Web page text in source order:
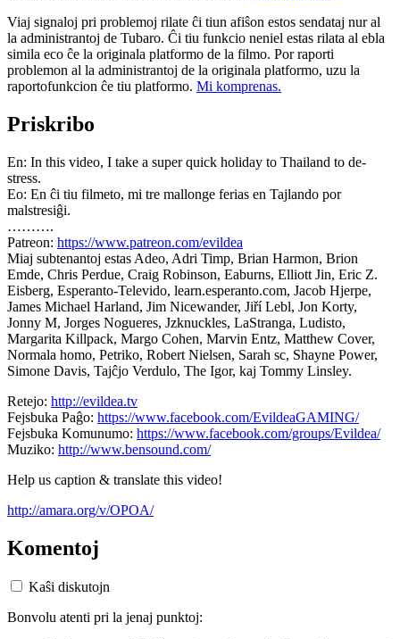
Viaj signaloj pri problemoj rilate ĉi tiun afiŝon estos sendataj nur al
la administrantoj de Tubaro. Ĉi tiu funkcio neniel estas rilata al ebla
simila eco ĉe la originala platformo de la filmo. Por raporti
problemon al la administrantoj de la originala platformo, uzu la
raportofunkcion ĉe tiu platformo. Mi komprenas.
Priskribo
En: In this video, I take a super quick holiday to Thailand to de-
stress.
Eo: En ĉi tiu filmeto, mi tre mallonge ferias en Tajlando por
malstresiĝi.
……….
Patreon: https://www.patreon.com/evildea
Miaj subtenantoj estas Adeo, Adri Timp, Brian Harmon, Brion
Emde, Chris Perdue, Craig Robinson, Eaburns, Elliott Jin, Eric Z.
Eisberg, Esperanto-Televido, learn.esperanto.com, Jacob Hjerpe,
James Michael Harland, Jim Nicewander, Jiří Lebl, Jon Korty,
Jonny M, Jorges Nogueres, Jzknuckles, LaStranga, Ludisto,
Margarita Killpack, Margo Cohen, Marvin Entz, Matthew Cover,
Normala homo, Petriko, Robert Nielsen, Sarah sc, Shayne Power,
Simone Davis, Tajĉjo Verdulo, The Igor, kaj Tommy Linsley.
Retejo: http://evildea.tv
Fejsbuka Paĝo: https://www.facebook.com/EvildeaGAMING/
Fejsbuka Komunumo: https://www.facebook.com/groups/Evildea/
Muziko: http://www.bensound.com/
Help us caption & translate this video!
http://amara.org/v/OPOA/
Komentoj
Kaŝi diskutojn
Bonvolu atenti pri la jenaj punktoj: